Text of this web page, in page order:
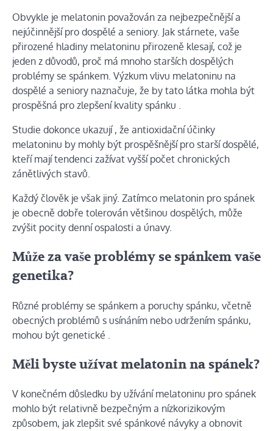
Obvykle je melatonin považován za nejbezpečnější a
nejúčinnější pro dospělé a seniory. Jak stárnete, vaše
přirozené hladiny melatoninu přirozeně klesají, což je
jeden z důvodů, proč má mnoho starších dospělých
problémy se spánkem. Výzkum vlivu melatoninu na
dospělé a seniory naznačuje, že by tato látka mohla být
prospěšná pro zlepšení kvality spánku .
Studie dokonce ukazují, že antioxidační účinky
melatoninu by mohly být prospěšnější pro starší dospělé,
kteří mají tendenci zažívat vyšší počet chronických
zánětlivých stavů.
Každý člověk je však jiný. Zatímco melatonin pro spánek
je obecně dobře tolerován většinou dospělých, může
zvýšit pocity denní ospalosti a únavy.
Může za vaše problémy se spánkem vaše
genetika?
Různé problémy se spánkem a poruchy spánku, včetně
obecných problémů s usínáním nebo udržením spánku,
mohou být genetické
Měli byste užívat melatonin na spánek?
V konečném důsledku by užívání melatoninu pro spánek
mohlo být relativně bezpečným a nízkorizikovým
způsobem, jak zlepšit své spánkové návyky a obnovit